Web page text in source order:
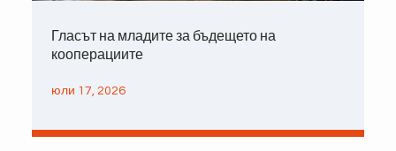
Гласът на младите за бъдещето на
кооперациите
юли 17, 2026